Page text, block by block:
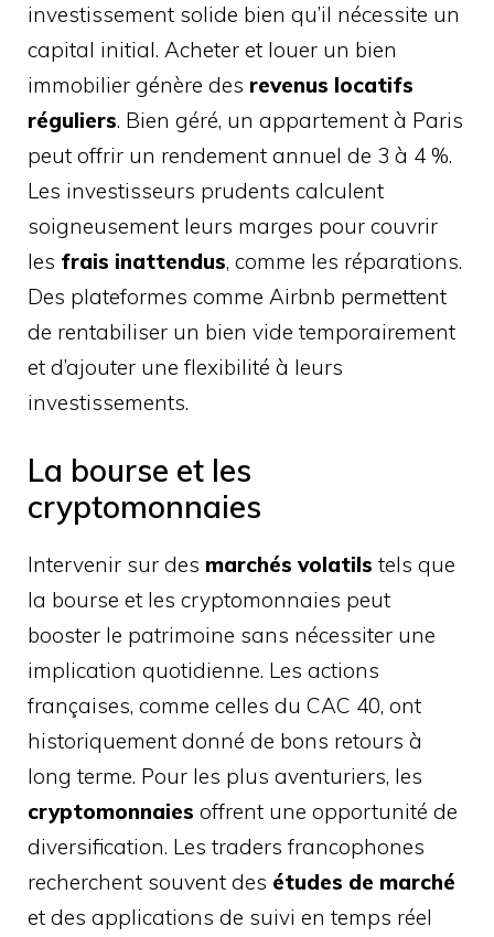
investissement solide bien qu’il nécessite un
capital initial. Acheter et louer un bien
immobilier génère des revenus locatifs
réguliers. Bien géré, un appartement à Paris
peut offrir un rendement annuel de 3 à 4 %.
Les investisseurs prudents calculent
soigneusement leurs marges pour couvrir
les frais inattendus, comme les réparations.
Des plateformes comme Airbnb permettent
de rentabiliser un bien vide temporairement
et d’ajouter une flexibilité à leurs
investissements.
La bourse et les
cryptomonnaies
Intervenir sur des marchés volatils tels que
la bourse et les cryptomonnaies peut
booster le patrimoine sans nécessiter une
implication quotidienne. Les actions
françaises, comme celles du CAC 40, ont
historiquement donné de bons retours à
long terme. Pour les plus aventuriers, les
cryptomonnaies offrent une opportunité de
diversification. Les traders francophones
recherchent souvent des études de marché
et des applications de suivi en temps réel